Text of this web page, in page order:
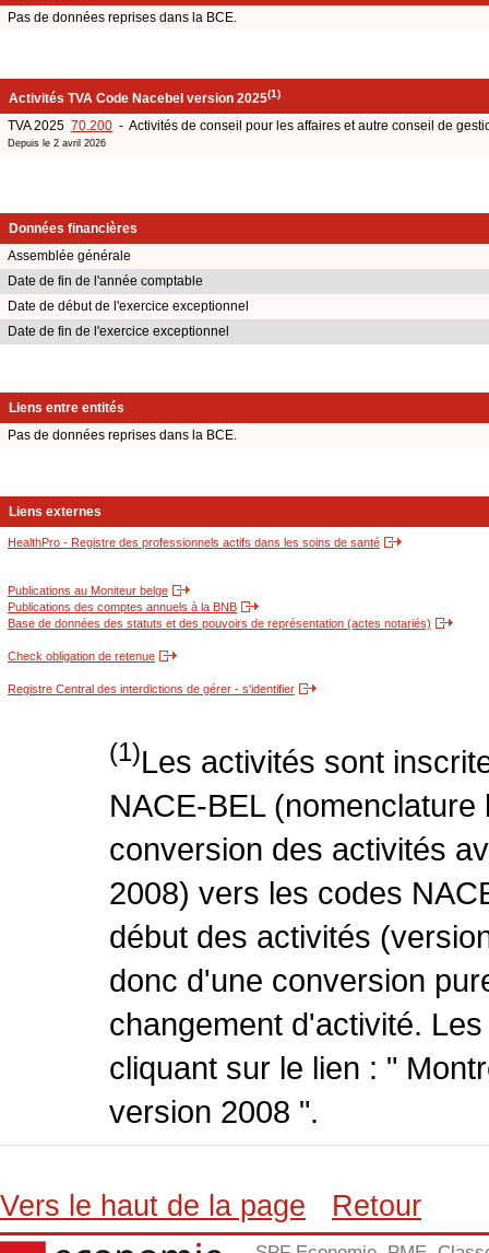
Pas de données reprises dans la BCE.
Activités TVA Code Nacebel version 2025(1)
TVA 2025 70.200 - Activités de conseil pour les affaires et autre conseil de
Depuis le 2 avril 2026
Données financières
Assemblée générale
Date de fin de l'année comptable
Date de début de l'exercice exceptionnel
Date de fin de l'exercice exceptionnel
Liens entre entités
Pas de données reprises dans la BCE.
Liens externes
HealthPro - Registre des professionnels actifs dans les soins de santé
Publications au Moniteur belge
Publications des comptes annuels à la BNB
Base de données des statuts et des pouvoirs de représentation (actes notariés)
Check obligation de retenue
Registre Central des interdictions de gérer - s'identifier
(1)Les activités sont
NACE-BEL
conversion des activités
2008) vers les codes
début des activités
donc d'une conversion
changement d'activité.
cliquant sur le lien : "
version 2008 ".
Vers le haut de la page Retour